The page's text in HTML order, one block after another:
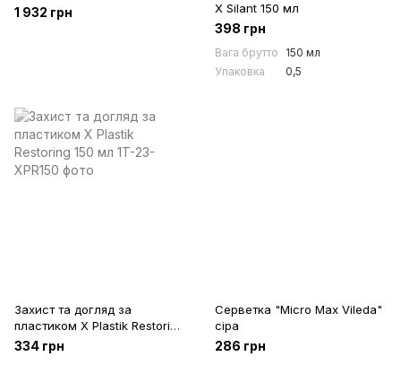
1 932 грн
X Silant 150 мл
398 грн
Вага брутто
150 мл
Упаковка
0,5
Захист та догляд за
пластиком X Plastik Restoring
150 мл
334 грн
Серветка "Micro Max Vileda"
сіра
286 грн